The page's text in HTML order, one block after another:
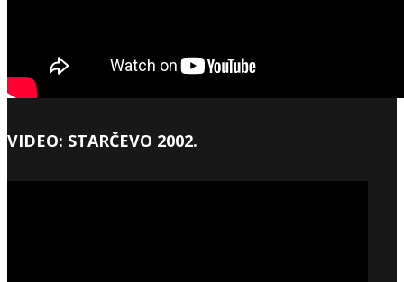
VIDEO: STARČEVO 2002.